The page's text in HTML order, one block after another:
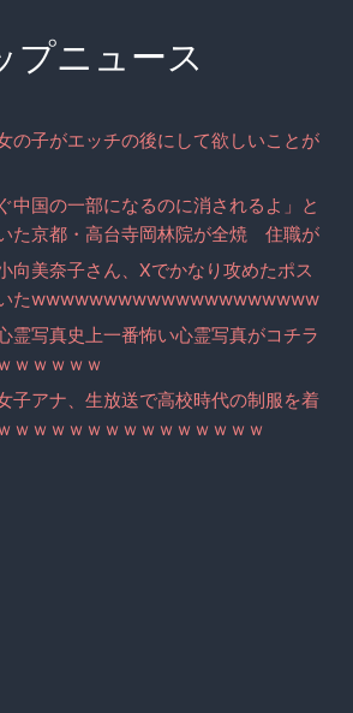
プニュース
の子がエッチの後にして欲しいことが
中国の一部になるのに消されるよ」と
た京都・高台寺岡林院が全焼 住職が
で脅迫されていた事実が判明
向美奈子さん、Xでかなり攻めたポス
いたwwwwwwwwwwwwwwwwwwww
霊写真史上一番怖い心霊写真がコチラ
ｗｗｗｗｗ
子アナ、生放送で高校時代の制服を着
ｗｗｗｗｗｗｗｗｗｗｗｗｗｗ